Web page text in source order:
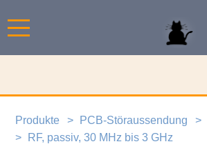
Produkte PCB-Störaussendung
RF, passiv, 30 MHz bis 3 GHz